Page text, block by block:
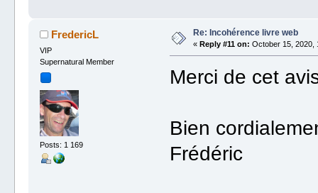
FredericL
VIP
Supernatural Member
Posts: 1 169
Re: Incohérence livre web
« Reply #11 on: October 15, 2020,
Merci de cet
Bien
Frédéric